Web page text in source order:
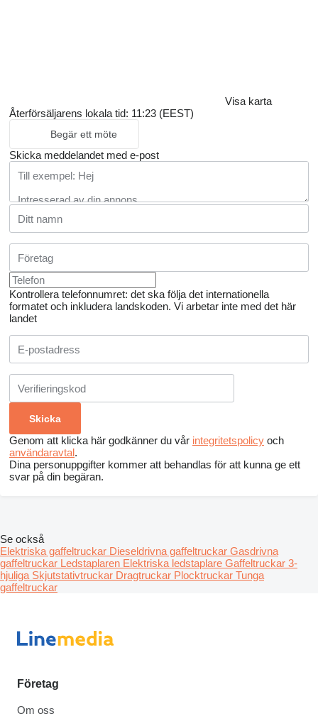
Visa karta
Återförsäljarens lokala tid: 11:23 (EEST)
Begär ett möte
Skicka meddelandet med e-post
Kontrollera telefonnumret: det ska följa det internationella
formatet och inkludera landskoden. Vi arbetar inte med det här
landet
Genom att klicka här godkänner du vår integritetspolicy och
användaravtal.
Dina personuppgifter kommer att behandlas för att kunna ge ett
svar på din begäran.
Se också
Elektriska gaffeltruckar Dieseldrivna gaffeltruckar Gasdrivna
gaffeltruckar Ledstaplaren Elektriska ledstaplare Gaffeltruckar 3-
hjuliga Skjutstativtruckar Dragtruckar Plocktruckar Tunga
gaffeltruckar
Företag
Om oss